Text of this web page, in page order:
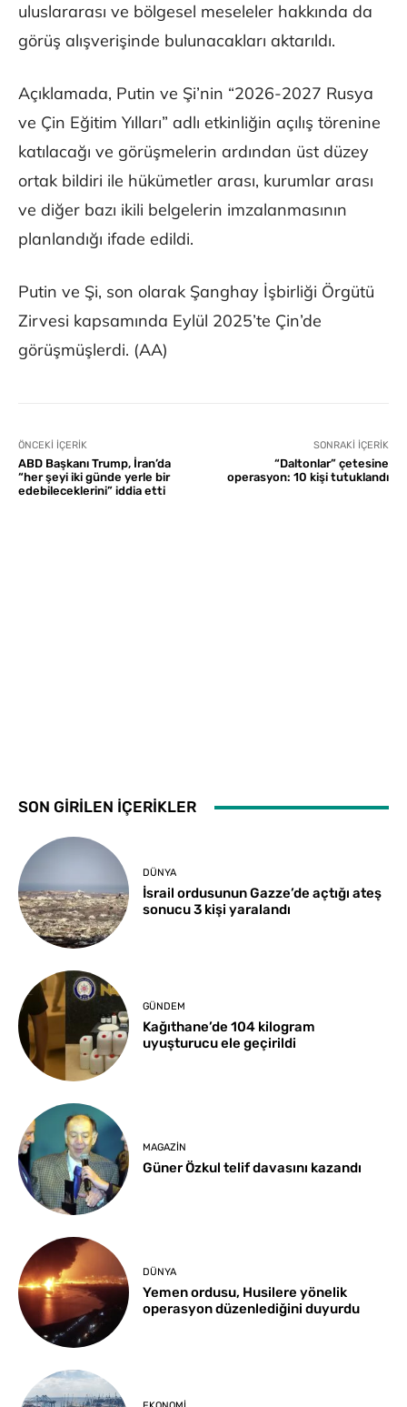
uluslararası ve bölgesel meseleler hakkında da
görüş alışverişinde bulunacakları aktarıldı.
Açıklamada, Putin ve Şi’nin “2026-2027 Rusya
ve Çin Eğitim Yılları” adlı etkinliğin açılış törenine
katılacağı ve görüşmelerin ardından üst düzey
ortak bildiri ile hükümetler arası, kurumlar arası
ve diğer bazı ikili belgelerin imzalanmasının
planlandığı ifade edildi.
Putin ve Şi, son olarak Şanghay İşbirliği Örgütü
Zirvesi kapsamında Eylül 2025’te Çin’de
görüşmüşlerdi. (AA)
ÖNCEKI İÇERIK
ABD Başkanı Trump, İran’da
“her şeyi iki günde yerle bir
edebileceklerini” iddia etti
SONRAKI İÇERIK
“Daltonlar” çetesine
operasyon: 10 kişi tutuklandı
SON GİRİLEN İÇERİKLER
DÜNYA
İsrail ordusunun Gazze’de açtığı ateş
sonucu 3 kişi yaralandı
GÜNDEM
Kağıthane’de 104 kilogram
uyuşturucu ele geçirildi
MAGAZIN
Güner Özkul telif davasını kazandı
DÜNYA
Yemen ordusu, Husilere yönelik
operasyon düzenlediğini duyurdu